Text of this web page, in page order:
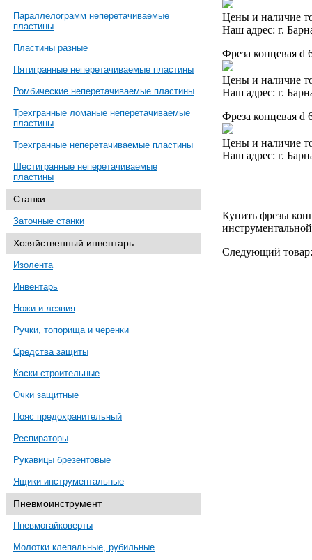
Параллелограмм неперетачиваемые
пластины
Пластины разные
Пятигранные неперетачиваемые пластины
Ромбические неперетачиваемые пластины
Трехгранные ломаные неперетачиваемые
пластины
Трехгранные неперетачиваемые пластины
Шестигранные неперетачиваемые
пластины
Станки
Заточные станки
Хозяйственный инвентарь
Изолента
Инвентарь
Ножи и лезвия
Ручки, топорища и черенки
Средства защиты
Каски строительные
Очки защитные
Пояс предохранительный
Респираторы
Рукавицы брезентовые
Ящики инструментальные
Пневмоинструмент
Пневмогайковерты
Молотки клепальные, рубильные
Цены и наличие
Наш адрес: г.
Фреза концевая
Цены и наличие
Наш адрес: г.
Фреза концевая
Цены и наличие
Наш адрес: г.
Купить фрезы
Следующий